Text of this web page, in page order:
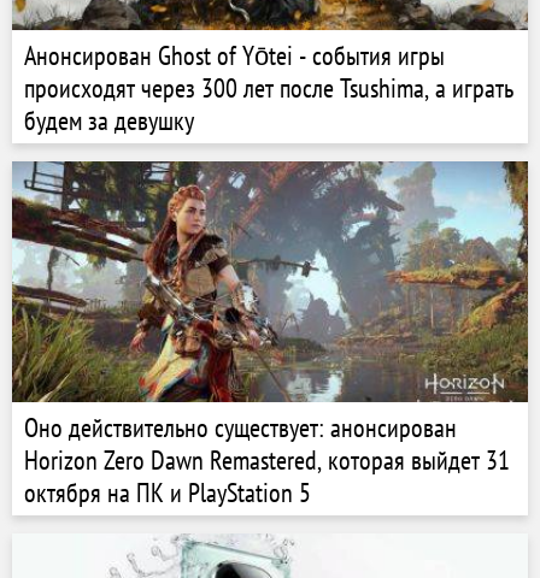
Анонсирован Ghost of Yōtei - события игры
происходят через 300 лет после Tsushima, а играть
будем за девушку
Оно действительно существует: анонсирован
Horizon Zero Dawn Remastered, которая выйдет 31
октября на ПК и PlayStation 5